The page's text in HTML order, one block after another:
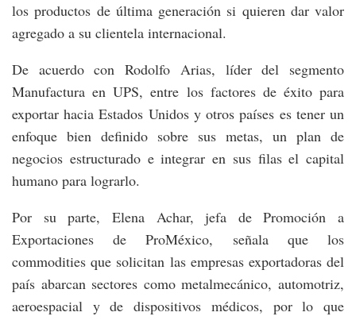
los productos de última generación si quieren dar valor
agregado a su clientela internacional.
De acuerdo con Rodolfo Arias, líder del segmento
Manufactura en UPS, entre los factores de éxito para
exportar hacia Estados Unidos y otros países es tener un
enfoque bien definido sobre sus metas, un plan de
negocios estructurado e integrar en sus filas el capital
humano para lograrlo.
Por su parte, Elena Achar, jefa de Promoción a
Exportaciones de ProMéxico, señala que los
commodities que solicitan las empresas exportadoras del
país abarcan sectores como metalmecánico, automotriz,
aeroespacial y de dispositivos médicos, por lo que